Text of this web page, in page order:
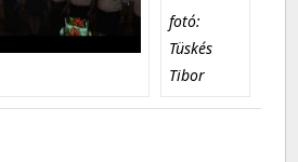
fotó:
Tüskés
Tibor